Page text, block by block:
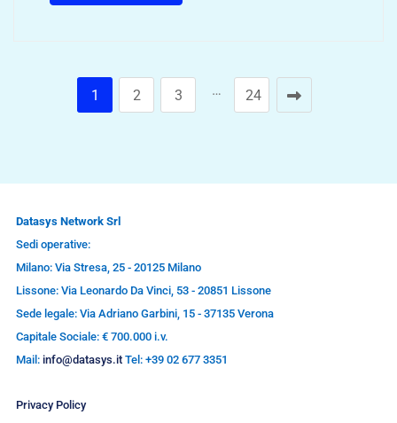
1 2 3 … 24
Datasys Network Srl
Sedi operative:
Milano: Via Stresa, 25 - 20125 Milano
Lissone: Via Leonardo Da Vinci, 53 - 20851 Lissone
Sede legale: Via Adriano Garbini, 15 - 37135 Verona
Capitale Sociale: € 700.000 i.v.
Mail: info@datasys.it Tel: +39 02 677 3351
Privacy Policy